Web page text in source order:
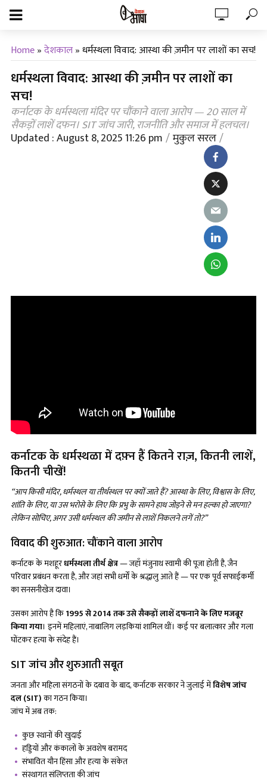
Home»देशकाल»धर्मस्थला विवाद: आस्था की ज़मीन पर लाशों का सच!
धर्मस्थला विवाद: आस्था की ज़मीन पर लाशों का
सच!
कर्नाटक के धर्मस्थला मंदिर पर चौंकाने वाला आरोप — 20 साल में
सैकड़ों लाशें दफन। SIT जांच जारी, राजनीति और समाज में हलचल।
Updated : August 8, 2025 11:26 pm मुकुल सरल
कर्नाटक के धर्मस्थळा में दफ़्न हैं कितने राज़, कितनी लाशें,
कितनी चीखें!
“आप किसी मंदिर, धर्मस्थल या तीर्थस्थल पर क्यों जाते हैं? आस्था के लिए, विश्वास के लिए,
शांति के लिए, या उस भरोसे के लिए कि प्रभु के सामने हाथ जोड़ने से मन हल्का हो जाएगा?
लेकिन सोचिए, अगर उसी धर्मस्थल की जमीन से लाशें निकलने लगें तो?”
विवाद की शुरुआत: चौंकाने वाला आरोप
कर्नाटक के मशहूरधर्मस्थला तीर्थ क्षेत्र— जहाँ मंजुनाथ स्वामी की पूजा होती है, जैन
परिवार प्रबंधन करता है, और जहां सभी धर्मों के श्रद्धालु आते हैं — पर एक पूर्व सफाईकर्मी
का सनसनीखेज दावा।
उसका आरोप है कि1995 से 2014 तक उसे सैकड़ों लाशें दफनाने के लिए मजबूर
किया गया। इनमें महिलाएं, नाबालिग लड़कियां शामिल थीं। कई पर बलात्कार और गला
घोंटकर हत्या के संदेह हैं।
SIT जांच और शुरुआती सबूत
जनता और महिला संगठनों के दबाव के बाद, कर्नाटक सरकार ने जुलाई मेंविशेष जांच
दल (SIT)का गठन किया।
जांच में अब तक:
कुछ स्थानों की खुदाई
हड्डियों और कंकालों के अवशेष बरामद
संभावित यौन हिंसा और हत्या के संकेत
संस्थागत संलिप्तता की जांच